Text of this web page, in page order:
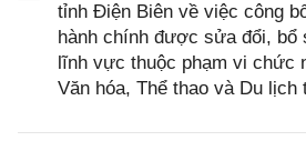
tỉnh Điện Biên về việc công
hành chính được sửa đổi, bổ
lĩnh vực thuộc phạm vi chức
Văn hóa, Thể thao và Du lịch